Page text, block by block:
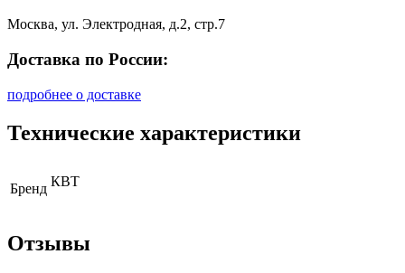
Москва, ул. Электродная, д.2, стр.7
Доставка по России:
подробнее о доставке
Технические характеристики
Бренд КВТ
Отзывы